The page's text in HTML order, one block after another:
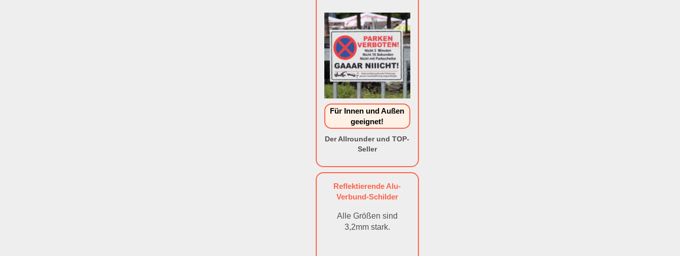
Für Innen und Außen
geeignet!
Der Allrounder und TOP-
Seller
Reflektierende Alu-
Verbund-Schilder
Alle Größen sind
3,2mm stark.